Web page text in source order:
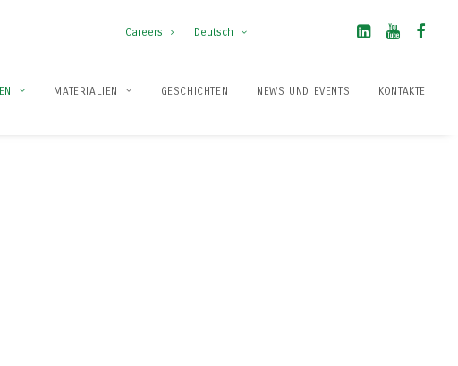
Careers Deutsch
MATERIALIEN GESCHICHTEN NEWS UND EVENTS KONTAKTE